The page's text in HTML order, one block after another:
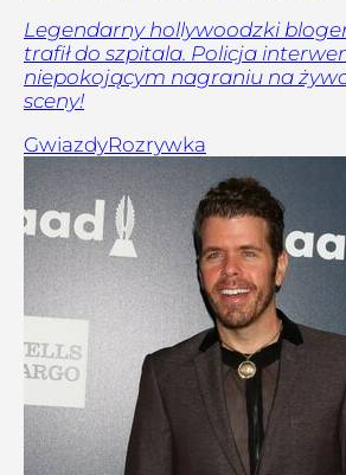
Legendarny hollywoodzki
trafił do szpitala. Policja
niepokojącym nagraniu na
sceny!
GwiazdyRozrywka